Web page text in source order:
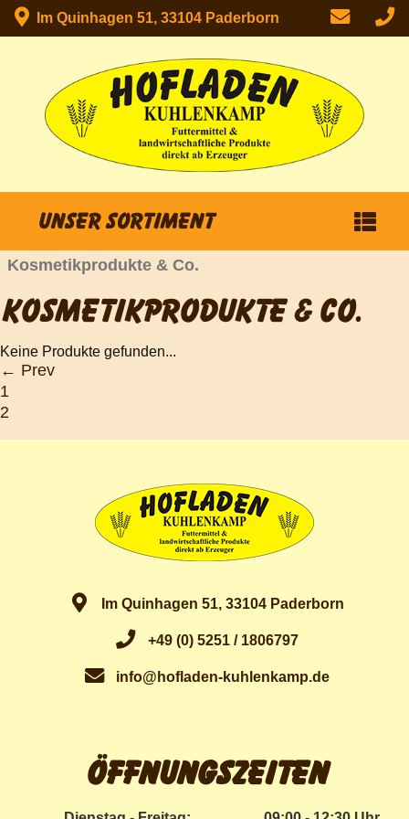
Im Quinhagen 51, 33104 Paderborn
Unser Sortiment
Kosmetikprodukte & Co.
KOSMETIKPRODUKTE & CO.
Keine Produkte gefunden...
← Prev
1
2
Im Quinhagen 51, 33104 Paderborn
+49 (0) 5251 / 1806797
info@hofladen-kuhlenkamp.de
Öffnungszeiten